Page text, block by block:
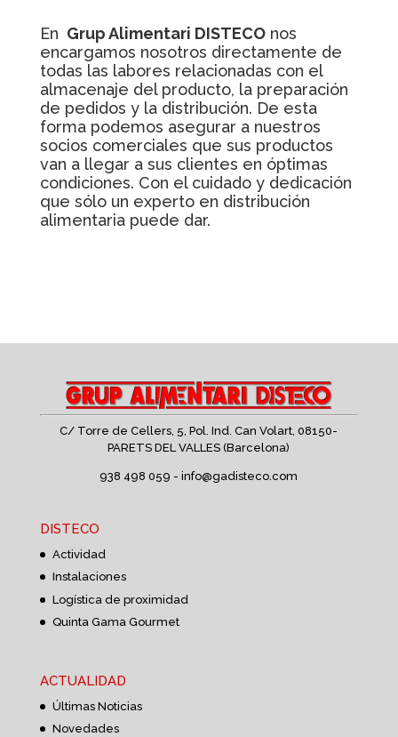
En Grup Alimentari DISTECOnos
encargamos nosotros directamente de
todas las labores relacionadas con el
almacenaje del producto, la preparación
de pedidos y la distribución. De esta
forma podemos asegurar a nuestros
socios comerciales que sus productos
van a llegar a sus clientes en óptimas
condiciones. Con el cuidado y dedicación
que sólo un experto en distribución
alimentaria puede dar.
C/ Torre de Cellers, 5, Pol. Ind. Can Volart,08150-
PARETS DEL VALLES (Barcelona)
938 498 059 -info@gadisteco.com
DISTECO
Actividad
Instalaciones
Logística de proximidad
Quinta Gama Gourmet
ACTUALIDAD
Últimas Noticias
Novedades